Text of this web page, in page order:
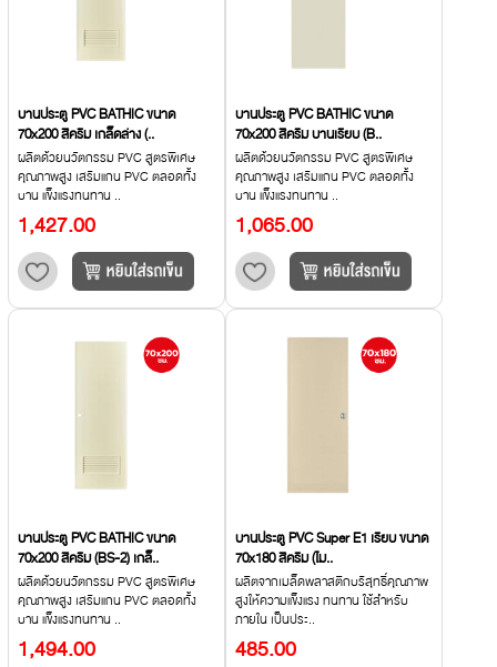
บานประตู PVC BATHIC ขนาด
70x200 สีครีม เกล็ดล่าง (..
ผลิตด้วยนวัตกรรม PVC สูตรพิเศษ
คุณภาพสูง เสริมแกน PVC ตลอดทั้ง
บาน แข็งแรงทนทาน ..
1,427.00
บานประตู PVC BATHIC ขนาด
70x200 สีครีม บานเรียบ (B..
ผลิตด้วยนวัตกรรม PVC สูตรพิเศษ
คุณภาพสูง เสริมแกน PVC ตลอดทั้ง
บาน แข็งแรงทนทาน ..
1,065.00
บานประตู PVC BATHIC ขนาด
70x200 สีครีม (BS-2) เกล็..
ผลิตด้วยนวัตกรรม PVC สูตรพิเศษ
คุณภาพสูง เสริมแกน PVC ตลอดทั้ง
บาน แข็งแรงทนทาน ..
1,494.00
บานประตู PVC Super E1 เรียบ ขนาด
70x180 สีครีม (ไม..
ผลิตจากเมล็ดพลาสติกบริสุทธิ์คุณภาพ
สูงให้ความแข็งแรง ทนทาน ใช้สำหรับ
ภายใน เป็นประ..
485.00